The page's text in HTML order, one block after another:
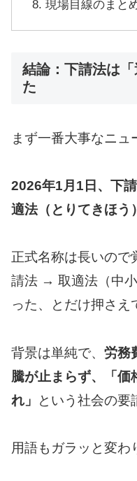
現場目線のまと
結論：下請法は
た
まず一番大事なニュ
2026年1月1日、下
適法（とりてきほう
正式名称は長いので
請法 → 取適法（中
った、とだけ押さえ
背景は単純で、 労務
騰が止まらず、「価
れ」
という社会の要
用語もガラッと変わ